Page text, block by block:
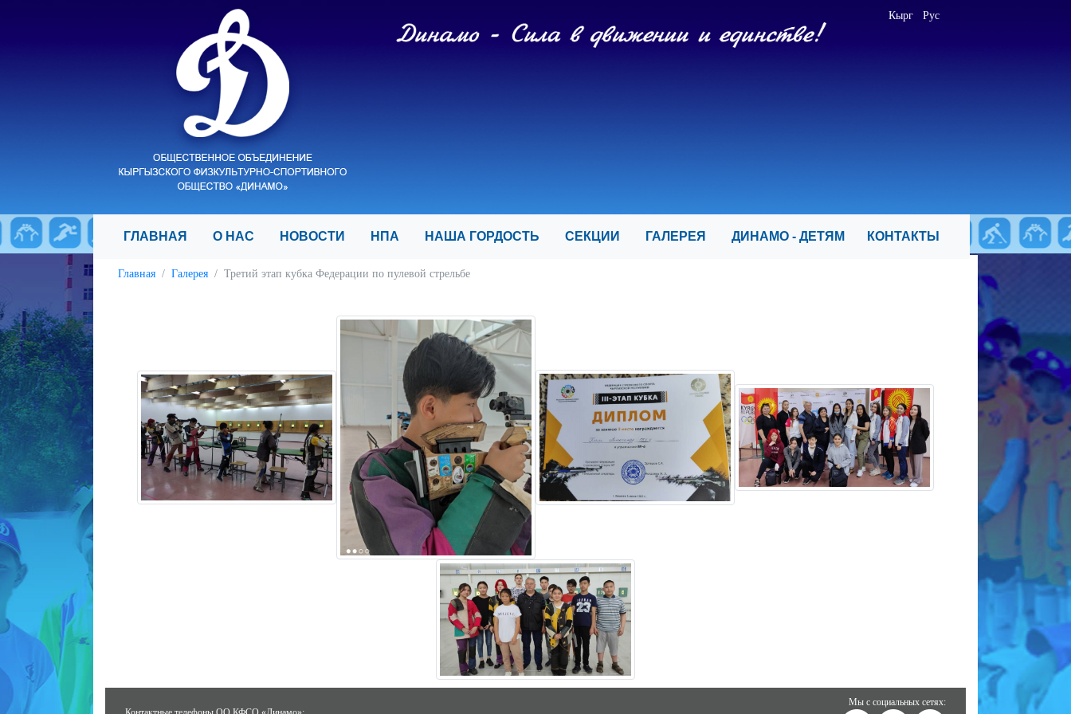
Кырг Рус
ГЛАВНАЯ О НАС НОВОСТИ НПА НАША ГОРДОСТЬ СЕКЦИИ ГАЛЕРЕЯ ДИНАМО - ДЕТЯМ КОНТАКТЫ
Главная Галерея Третий этап кубка Федерации по пулевой стрельбе
Мы с социальных сетях: